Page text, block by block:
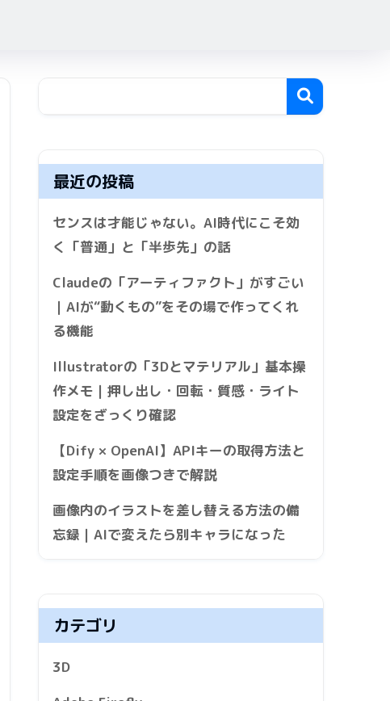
最近の投稿
センスは才能じゃない。AI時代にこそ効
く「普通」と「半歩先」の話
Claudeの「アーティファクト」がすごい
｜AIが“動くもの”をその場で作ってくれ
る機能
Illustratorの「3Dとマテリアル」基本操
作メモ｜押し出し・回転・質感・ライト
設定をざっくり確認
【Dify × OpenAI】APIキーの取得方法と
設定手順を画像つきで解説
画像内のイラストを差し替える方法の備
忘録｜AIで変えたら別キャラになった
カテゴリ
3D